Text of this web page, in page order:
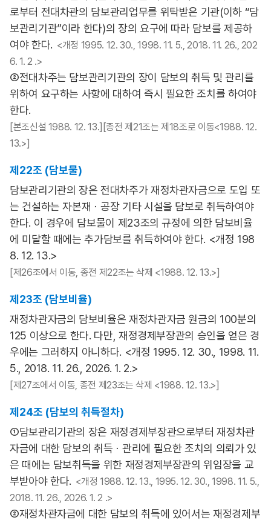
로부터 전대차관의 담보관리업무를 위탁받은 기관(이하 “담
보관리기관”이라 한다)의 장의 요구에 따라 담보를 제공하
여야 한다. <개정 1995. 12. 30., 1998. 11. 5., 2018. 11. 26., 202
6. 1. 2 .>
②전대차주는 담보관리기관의 장이 담보의 취득 및 관리를
위하여 요구하는 사항에 대하여 즉시 필요한 조치를 하여야
한다.
[본조신설 1988. 12. 13.][종전 제21조는 제18조로 이동<1988. 12.
13.>]
제22조 (담보물)
담보관리기관의 장은 전대차주가 재정차관자금으로 도입 또
는 건설하는 자본재ㆍ공장 기타 시설을 담보로 취득하여야
한다. 이 경우에 담보물이 제23조의 규정에 의한 담보비율
에 미달할 때에는 추가담보를 취득하여야 한다. <개정 198
8. 12. 13.>
[제26조에서 이동, 종전 제22조는 삭제 <1988. 12. 13.>]
제23조 (담보비율)
재정차관자금의 담보비율은 재정차관자금 원금의 100분의
125 이상으로 한다. 다만, 재정경제부장관의 승인을 얻은 경
우에는 그러하지 아니하다. <개정 1995. 12. 30., 1998. 11.
5., 2018. 11. 26., 2026. 1. 2.>
[제27조에서 이동, 종전 제23조는 삭제 <1988. 12. 13.>]
제24조 (담보의 취득절차)
①담보관리기관의 장은 재정경제부장관으로부터 재정차관
자금에 대한 담보의 취득ㆍ관리에 필요한 조치의 의뢰가 있
은 때에는 담보취득을 위한 재정경제부장관의 위임장을 교
부받아야 한다. <개정 1988. 12. 13., 1995. 12. 30., 1998. 11. 5.,
2018. 11. 26., 2026. 1. 2 .>
②재정차관자금에 대한 담보의 취득에 있어서는 재정경제부